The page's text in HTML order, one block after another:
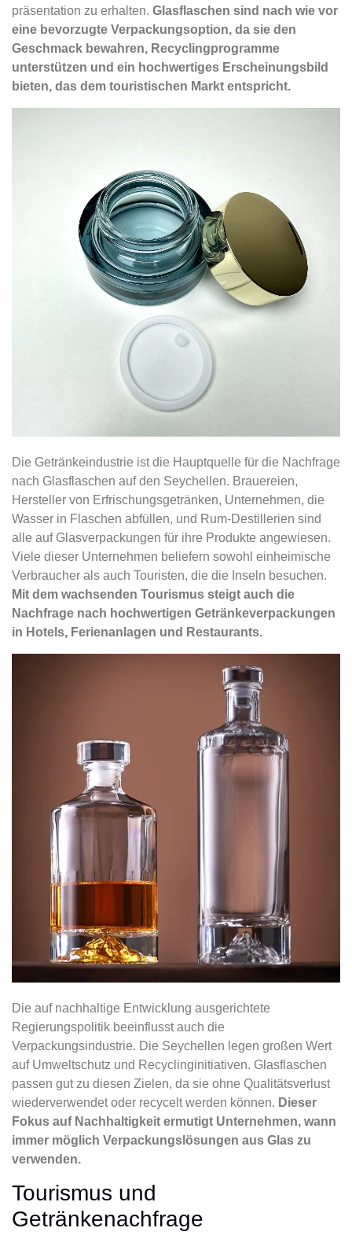
präsentation zu erhalten. Glasflaschen sind nach wie vor
eine bevorzugte Verpackungsoption, da sie den
Geschmack bewahren, Recyclingprogramme
unterstützen und ein hochwertiges Erscheinungsbild
bieten, das dem touristischen Markt entspricht.
Die Getränkeindustrie ist die Hauptquelle für die Nachfrage
nach Glasflaschen auf den Seychellen. Brauereien,
Hersteller von Erfrischungsgetränken, Unternehmen, die
Wasser in Flaschen abfüllen, und Rum-Destillerien sind
alle auf Glasverpackungen für ihre Produkte angewiesen.
Viele dieser Unternehmen beliefern sowohl einheimische
Verbraucher als auch Touristen, die die Inseln besuchen.
Mit dem wachsenden Tourismus steigt auch die
Nachfrage nach hochwertigen Getränkeverpackungen
in Hotels, Ferienanlagen und Restaurants.
Die auf nachhaltige Entwicklung ausgerichtete
Regierungspolitik beeinflusst auch die
Verpackungsindustrie. Die Seychellen legen großen Wert
auf Umweltschutz und Recyclinginitiativen. Glasflaschen
passen gut zu diesen Zielen, da sie ohne Qualitätsverlust
wiederverwendet oder recycelt werden können. Dieser
Fokus auf Nachhaltigkeit ermutigt Unternehmen, wann
immer möglich Verpackungslösungen aus Glas zu
verwenden.
Tourismus und
Getränkenachfrage